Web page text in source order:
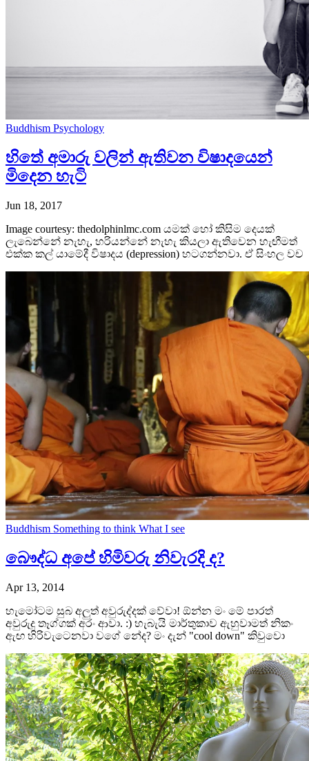
Buddhism Psychology
හිතේ අමාරු වලින් ඇතිවන විෂාදයෙන්
මිදෙන හැටි
Jun 18, 2017
Image courtesy: thedolphinlmc.com යමක් හෝ කිසිම දෙයක්
ලැබෙන්නේ නැහැ, හරියන්නේ නැහැ කියලා ඇතිවෙන හැඟීමත්
එක්ක කල් යාමේදී විෂාදය (depression) හටගන්නවා. ඒ සිංහල වච
Buddhism Something to think What I see
බෞද්ධ අපේ හිමිවරු නිවැරදි ද?
Apr 13, 2014
හැමෝටම සුබ අලුත් අවුරුද්දක් වේවා! ඕන්න මං මේ පාරත්
අවුරුදු තෑග්ගක් අරං ආවා. :) හැබැයි මාර්තුකාව ඇහුවාමත් නිකං
ඇඟ හිරිවැටෙනවා වගේ නේද? මං දැන් "cool down" කිවුවො